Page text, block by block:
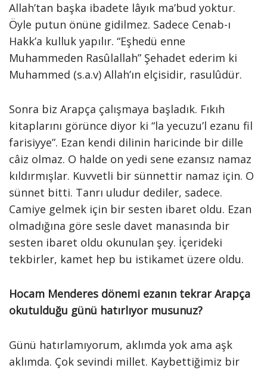
Allah’tan başka ibadete lâyık ma’bud yoktur.
Öyle putun önüne gidilmez. Sadece Cenab-ı
Hakk’a kulluk yapılır. “Eşhedü enne
Muhammeden Rasûlallah” Şehadet ederim ki
Muhammed (s.a.v) Allah’ın elçisidir, rasulûdür.
Sonra biz Arapça çalışmaya başladık. Fıkıh
kitaplarını görünce diyor ki “la yecuzu’l ezanu fil
farisiyye”. Ezan kendi dilinin haricinde bir dille
câiz olmaz. O halde on yedi sene ezansız namaz
kıldırmışlar. Kuvvetli bir sünnettir namaz için. O
sünnet bitti. Tanrı uludur dediler, sadece.
Camiye gelmek için bir sesten ibaret oldu. Ezan
olmadığına göre sesle davet manasında bir
sesten ibaret oldu okunulan şey. İçerideki
tekbirler, kamet hep bu istikamet üzere oldu.
Hocam Menderes dönemi ezanın tekrar Arapça
okutulduğu günü hatırlıyor musunuz?
Günü hatırlamıyorum, aklımda yok ama aşk
aklımda. Çok sevindi millet. Kaybettiğimiz bir